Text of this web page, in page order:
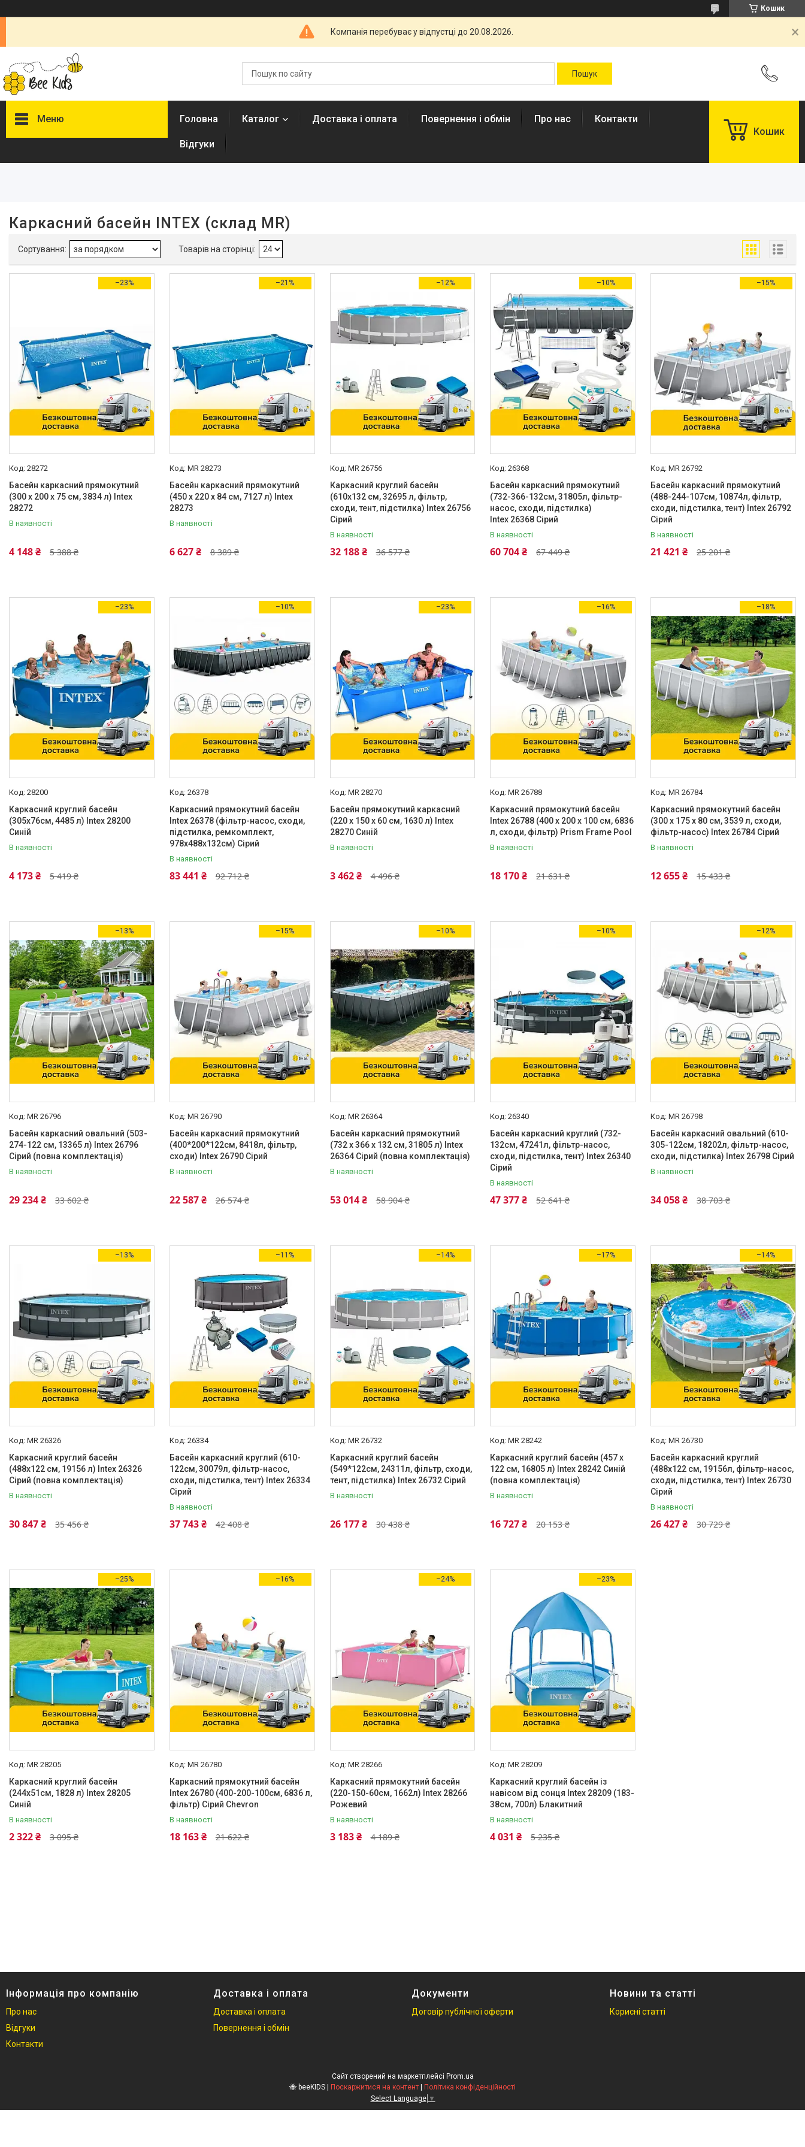
Кошик
Компанія перебуває у відпустці до 20.08.2026.
Меню
В наявності 27
Акція
Країна виробник
Китай
Колір
Блакитний 7
Білий 1
Рожевий 3
Сірий 37
Каталог
Доставка і оплата
Повернення і обмін
Документи
Відгуки
Контакти
Головна Каталог Доставка і оплата Повернення і обмін Про нас Контакти
Відгуки
Кошик
Каркасний басейн INTEX (склад MR)
–23%
28272
Басейн каркасний прямокутний
(300 x 200 x 75 см, 3834 л) Intex
28272
В наявності
5 388 ₴
4 148 ₴
–21%
MR 28273
Басейн каркасний прямокутний
(450 x 220 x 84 см, 7127 л) Intex
28273
В наявності
8 389 ₴
6 627 ₴
–12%
MR 26756
Каркасний круглий басейн
(610x132 см, 32695 л, фільтр,
сходи, тент, підстилка) Intex 26756
Сірий
В наявності
36 577 ₴
32 188 ₴
–10%
26368
Басейн каркасний прямокутний
(732-366-132см, 31805л, фільтр-
насос, сходи, підстилка)
Intex 26368 Сірий
В наявності
67 449 ₴
60 704 ₴
–15%
MR 26792
Басейн каркасний прямокутний
(488-244-107см, 10874л, фільтр,
сходи, підстилка, тент) Intex 26792
Сірий
В наявності
25 201 ₴
21 421 ₴
–23%
28200
Каркасний круглий басейн
(305х76см, 4485 л) Intex 28200
Синій
В наявності
5 419 ₴
4 173 ₴
–10%
26378
Каркасний прямокутний басейн
Intex 26378 (фільтр-насос, сходи,
підстилка, ремкомплект,
978х488х132см) Сірий
В наявності
92 712 ₴
83 441 ₴
–23%
MR 28270
Басейн прямокутний каркасний
(220 x 150 x 60 см, 1630 л) Intex
28270 Синій
В наявності
4 496 ₴
3 462 ₴
–16%
MR 26788
Каркасний прямокутний басейн
Intex 26788 (400 x 200 x 100 см, 6836
л, сходи, фільтр) Prism Frame Pool
В наявності
21 631 ₴
18 170 ₴
–18%
MR 26784
Каркасний прямокутний басейн
(300 x 175 x 80 см, 3539 л, сходи,
фільтр-насос) Intex 26784 Сірий
В наявності
15 433 ₴
12 655 ₴
–13%
MR 26796
Басейн каркасний овальний (503-
274-122 см, 13365 л) Intex 26796
Сірий (повна комплектація)
В наявності
33 602 ₴
29 234 ₴
–15%
MR 26790
Басейн каркасний прямокутний
(400*200*122см, 8418л, фільтр,
сходи) Intex 26790 Сірий
В наявності
26 574 ₴
22 587 ₴
–10%
MR 26364
Басейн каркасний прямокутний
(732 x 366 x 132 см, 31805 л) Intex
26364 Сірий (повна комплектація)
В наявності
58 904 ₴
53 014 ₴
–10%
26340
Басейн каркасний круглий (732-
132см, 47241л, фільтр-насос,
сходи, підстилка, тент) Intex 26340
Сірий
В наявності
52 641 ₴
47 377 ₴
–12%
MR 26798
Басейн каркасний овальний (610-
305-122см, 18202л, фільтр-насос,
сходи, підстилка) Intex 26798 Сірий
В наявності
38 703 ₴
34 058 ₴
–13%
MR 26326
Каркасний круглий басейн
(488x122 см, 19156 л) Intex 26326
Сірий (повна комплектація)
В наявності
35 456 ₴
30 847 ₴
–11%
26334
Басейн каркасний круглий (610-
122см, 30079л, фільтр-насос,
сходи, підстилка, тент) Intex 26334
Сірий
В наявності
42 408 ₴
37 743 ₴
–14%
MR 26732
Каркасний круглий басейн
(549*122см, 24311л, фільтр, сходи,
тент, підстилка) Intex 26732 Сірий
В наявності
30 438 ₴
26 177 ₴
–17%
MR 28242
Каркасний круглий басейн (457 x
122 см, 16805 л) Intex 28242 Синій
(повна комплектація)
В наявності
20 153 ₴
16 727 ₴
–14%
MR 26730
Басейн каркасний круглий
(488x122 см, 19156л, фільтр-насос,
сходи, підстилка, тент) Intex 26730
Сірий
В наявності
30 729 ₴
26 427 ₴
–25%
MR 28205
Каркасний круглий басейн
(244х51см, 1828 л) Intex 28205
Синій
В наявності
3 095 ₴
2 322 ₴
–16%
MR 26780
Каркасний прямокутний басейн
Intex 26780 (400-200-100см, 6836 л,
фільтр) Сірий Chevron
В наявності
21 622 ₴
18 163 ₴
–24%
MR 28266
Каркасний прямокутний басейн
(220-150-60см, 1662л) Intex 28266
Рожевий
В наявності
4 189 ₴
3 183 ₴
–23%
MR 28209
Каркасний круглий басейн із
навісом від сонця Intex 28209 (183-
38см, 700л) Блакитний
В наявності
5 235 ₴
4 031 ₴
Інформація про компанію
Про нас
Відгуки
Контакти
Доставка і оплата
Доставка і оплата
Повернення і обмін
Документи
Договір публічної оферти
Новини та статті
Корисні статті
Сайт створений на маркетплейсі Prom.ua
Поскаржитися на контент
Політика конфіденційності
Select Language ▼